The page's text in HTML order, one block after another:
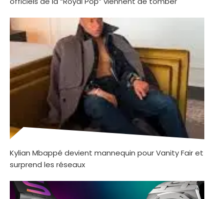
Kylian Mbappé devient mannequin pour Vanity Fair et
surprend les réseaux